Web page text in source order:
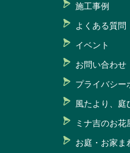
施工事例
よくある質問
イベント
お問い合わせ
プライバシー
風たより、庭
ミナ吉のお花
お庭・お家ま